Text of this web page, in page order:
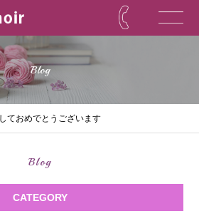
Blog
ておめでとうございます
Blog
CATEGORY